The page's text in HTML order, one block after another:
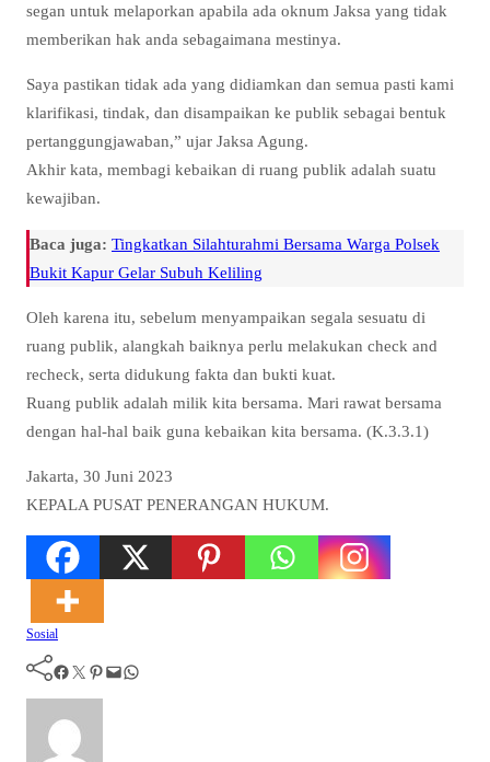
segan untuk melaporkan apabila ada oknum Jaksa yang tidak
memberikan hak anda sebagaimana mestinya.
Saya pastikan tidak ada yang didiamkan dan semua pasti kami
klarifikasi, tindak, dan disampaikan ke publik sebagai bentuk
pertanggungjawaban,” ujar Jaksa Agung.
Akhir kata, membagi kebaikan di ruang publik adalah suatu
kewajiban.
Baca juga: Tingkatkan Silahturahmi Bersama Warga Polsek
Bukit Kapur Gelar Subuh Keliling
Oleh karena itu, sebelum menyampaikan segala sesuatu di
ruang publik, alangkah baiknya perlu melakukan check and
recheck, serta didukung fakta dan bukti kuat.
Ruang publik adalah milik kita bersama. Mari rawat bersama
dengan hal-hal baik guna kebaikan kita bersama. (K.3.3.1)
Jakarta, 30 Juni 2023
KEPALA PUSAT PENERANGAN HUKUM.
Sosial
Facebook Twitter Pinterest Mail WhatsApp